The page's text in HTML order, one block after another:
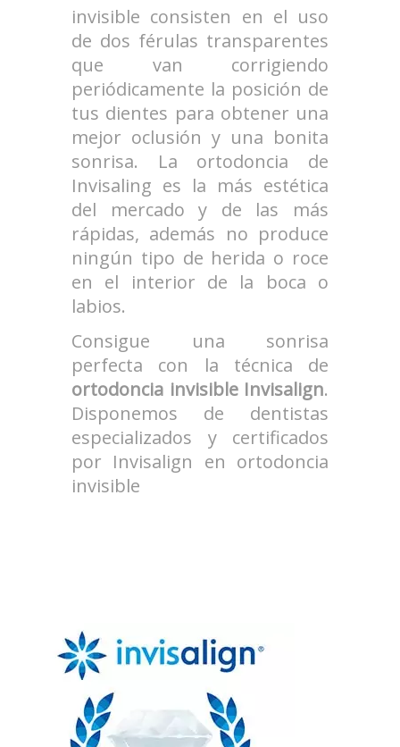
invisible consisten en el uso
de dos férulas transparentes
que van corrigiendo
periódicamente la posición de
tus dientes para obtener una
mejor oclusión y una bonita
sonrisa. La ortodoncia de
Invisaling es la más estética
del mercado y de las más
rápidas, además no produce
ningún tipo de herida o roce
en el interior de la boca o
labios.
Consigue una sonrisa
perfecta con la técnica de
ortodoncia invisible Invisalign.
Disponemos de dentistas
especializados y certificados
por Invisalign en ortodoncia
invisible